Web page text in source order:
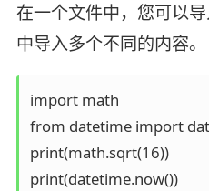
在一个文件中，您可以
中导入多个不同的内容。
import math
from datetime import
print(math.sqrt(16))
print(datetime.now())